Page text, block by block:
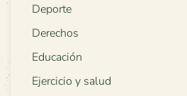
Deporte
Derechos
Educación
Ejercicio y salud